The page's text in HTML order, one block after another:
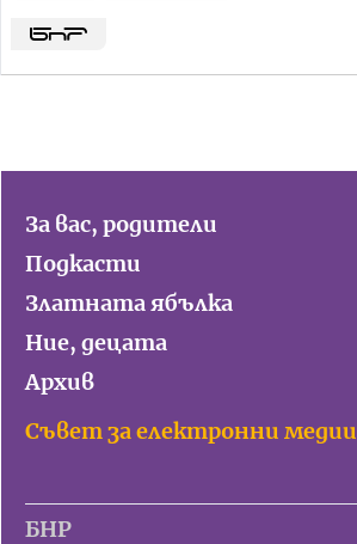
За вас, родители
Подкасти
Златната ябълка
Ние, децата
Архив
Съвет за електронни медии
БНР